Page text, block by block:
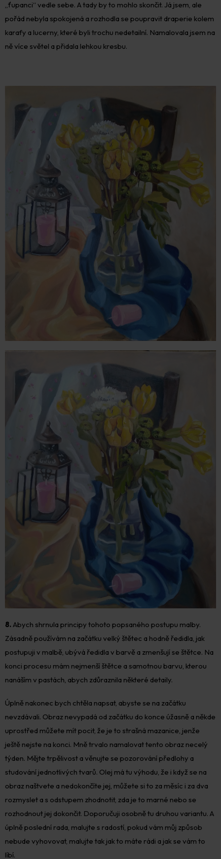
„ťupanci“ vedle sebe. A tady by to mohlo skončit. Já jsem, ale
pořád nebyla spokojená a rozhodla se poupravit draperie kolem
karafy a lucerny, které byli trochu nedetailní. Namalovala jsem na
ně více světel a přidala lehkou kresbu.
8. Abych shrnula principy tohoto popsaného postupu malby.
Zásadně používám na začátku velký štětec a hodně ředidla, jak
postupuji v malbě, ubývá ředidla v barvě a zmenšují se štětce. Na
konci procesu mám nejmenší štětce a samotnou barvu, kterou
nanáším v pastách, abych zdůraznila některé detaily.
Úplně nakonec bych chtěla napsat, abyste se na začátku
nevzdávali. Obraz nevypadá od začátku do konce úžasně a někde
uprostřed můžete mít pocit, že je to strašná mazanice, jenže
ještě nejste na konci. Mně trvalo namalovat tento obraz necelý
týden. Mějte trpělivost a věnujte se pozorování předlohy a
studování jednotlivých tvarů. Olej má tu výhodu, že i když se na
obraz naštvete a nedokončíte jej, můžete si to za měsíc i za dva
rozmyslet a s odstupem zhodnotit, zda je to marné nebo se
rozhodnout jej dokončit. Doporučuji osobně tu druhou variantu. A
úplně poslední rada, malujte s radostí, pokud vám můj způsob
nebude vyhovovat, malujte tak jak to máte rádi a jak se vám to
líbí.